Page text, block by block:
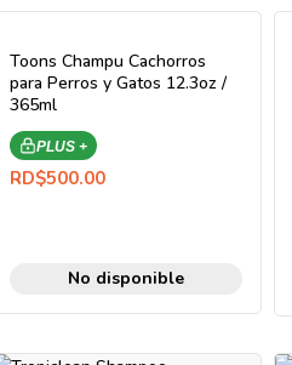
Toons Champu Cachorros
para Perros y Gatos 12.3oz /
365ml
PLUS +
RD$500.00
No disponible